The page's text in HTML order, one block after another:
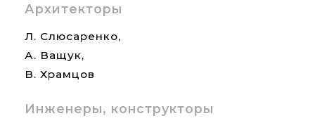
Архитекторы
Л. Слюсаренко,
А. Ващук,
В. Храмцов
Инженеры, конструкторы